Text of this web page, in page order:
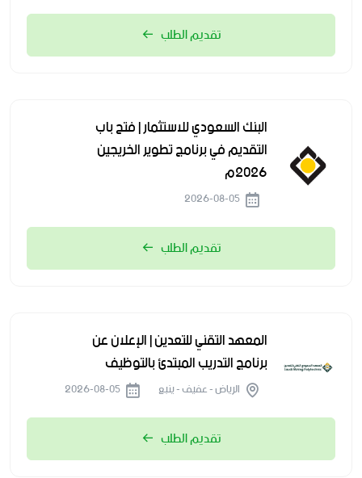
تقديم الطلب
البنك السعودي للاستثمار | فتح باب
التقديم في برنامج تطوير الخريجين
2026م
تقديم الطلب
المعهد التقني للتعدين | الإعلان عن
برنامج التدريب المبتدئ بالتوظيف
الرياض - عفيف - ينبع
تقديم الطلب